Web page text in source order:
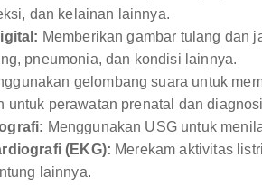
dan kelainan lainnya.
Memberikan gambar tulang dan
pneumonia, dan kondisi lainnya.
gelombang suara untuk
untuk perawatan prenatal dan
Menggunakan USG untuk
(EKG): Merekam aktivitas
lainnya.